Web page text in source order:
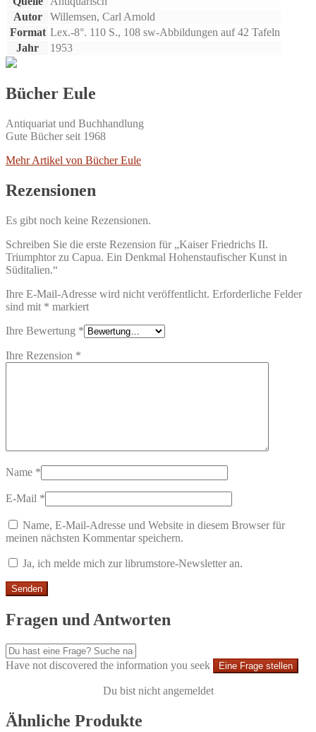
Autor
Willemsen, Carl Arnold
Format Lex.-8°. 110 S., 108 sw-Abbildungen auf 42 Tafeln
Jahr
1953
Bücher Eule
Antiquariat und Buchhandlung
Gute Bücher seit 1968
Mehr Artikel von Bücher Eule
Rezensionen
Es gibt noch keine Rezensionen.
Schreiben Sie die erste Rezension für „Kaiser Friedrichs II.
Triumphtor zu Capua. Ein Denkmal Hohenstaufischer Kunst in
Süditalien.“
Ihre E-Mail-Adresse wird nicht veröffentlicht. Erforderliche Felder
sind mit * markiert
Ihre Bewertung *
Ihre Rezension *
Name *
E-Mail *
Name, E-Mail-Adresse und Website in diesem Browser für
meinen nächsten Kommentar speichern.
Ja, ich melde mich zur librumstore-Newsletter an.
Fragen und Antworten
Have not discovered the information you seek Eine Frage stellen
Du bist nicht angemeldet
Ähnliche Produkte